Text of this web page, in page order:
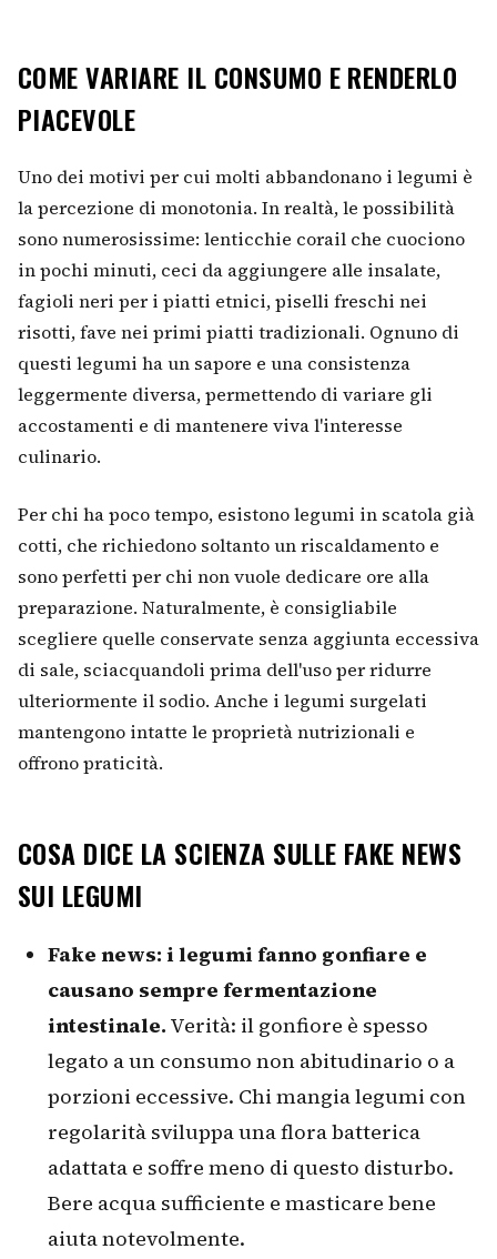
COME VARIARE IL CONSUMO E RENDERLO
PIACEVOLE
Uno dei motivi per cui molti abbandonano i legumi è
la percezione di monotonia. In realtà, le possibilità
sono numerosissime: lenticchie corail che cuociono
in pochi minuti, ceci da aggiungere alle insalate,
fagioli neri per i piatti etnici, piselli freschi nei
risotti, fave nei primi piatti tradizionali. Ognuno di
questi legumi ha un sapore e una consistenza
leggermente diversa, permettendo di variare gli
accostamenti e di mantenere viva l'interesse
culinario.
Per chi ha poco tempo, esistono legumi in scatola già
cotti, che richiedono soltanto un riscaldamento e
sono perfetti per chi non vuole dedicare ore alla
preparazione. Naturalmente, è consigliabile
scegliere quelle conservate senza aggiunta eccessiva
di sale, sciacquandoli prima dell'uso per ridurre
ulteriormente il sodio. Anche i legumi surgelati
mantengono intatte le proprietà nutrizionali e
offrono praticità.
COSA DICE LA SCIENZA SULLE FAKE NEWS
SUI LEGUMI
Fake news: i legumi fanno gonfiare e
causano sempre fermentazione
intestinale. Verità: il gonfiore è spesso
legato a un consumo non abitudinario o a
porzioni eccessive. Chi mangia legumi con
regolarità sviluppa una flora batterica
adattata e soffre meno di questo disturbo.
Bere acqua sufficiente e masticare bene
aiuta notevolmente.